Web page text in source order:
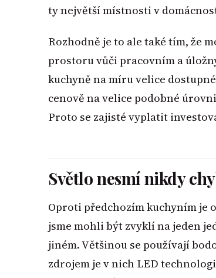
ty největší místnosti v
Rozhodně je to ale také tím, že
prostoru vůči pracovním a
kuchyně na míru velice
cenově na velice podobné
Proto se zajisté vyplatit
Světlo nesmí nikdy
Oproti předchozím kuchyním je
jsme mohli být zvyklí na jeden
jiném. Většinou se používají
zdrojem je v nich LED